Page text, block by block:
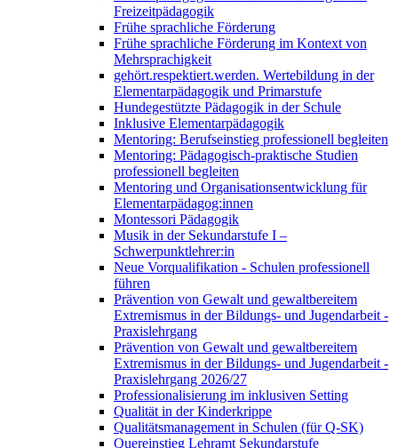
Freizeitpädagogik
Frühe sprachliche Förderung
Frühe sprachliche Förderung im Kontext von
Mehrsprachigkeit
gehört.respektiert.werden. Wertebildung in der
Elementarpädagogik und Primarstufe
Hundegestützte Pädagogik in der Schule
Inklusive Elementarpädagogik
Mentoring: Berufseinstieg professionell begleiten
Mentoring: Pädagogisch-praktische Studien
professionell begleiten
Mentoring und Organisationsentwicklung für
Elementarpädagog:innen
Montessori Pädagogik
Musik in der Sekundarstufe I –
Schwerpunktlehrer:in
Neue Vorqualifikation - Schulen professionell
führen
Prävention von Gewalt und gewaltbereitem
Extremismus in der Bildungs- und Jugendarbeit -
Praxislehrgang
Prävention von Gewalt und gewaltbereitem
Extremismus in der Bildungs- und Jugendarbeit -
Praxislehrgang 2026/27
Professionalisierung im inklusiven Setting
Qualität in der Kinderkrippe
Qualitätsmanagement in Schulen (für Q-SK)
Quereinstieg Lehramt Sekundarstufe